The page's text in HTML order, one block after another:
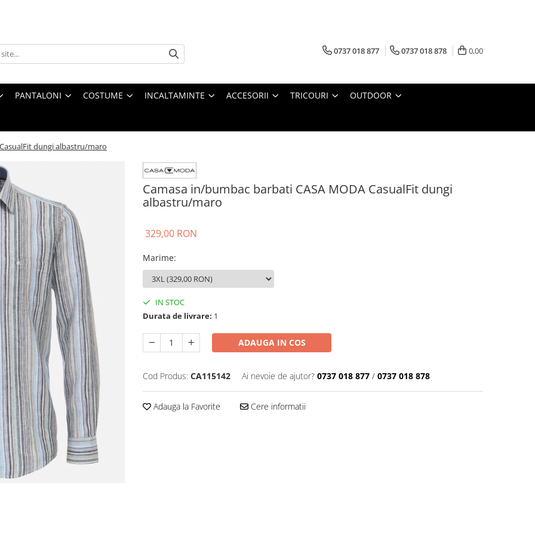
0737 018 877 0737 018 878 0,00
PANTALONI COSTUME INCALTAMINTE ACCESORII TRICOURI OUTDOOR
dungi albastru/maro
Camasa in/bumbac barbati CASA MODA CasualFit dungi
albastru/maro
329,00 RON
Marime:
IN STOC
Durata de livrare: 1
ADAUGA IN COS
Cod Produs: CA115142 Ai nevoie de ajutor? 0737 018 877 / 0737 018 878
Adauga la Favorite Cere informatii